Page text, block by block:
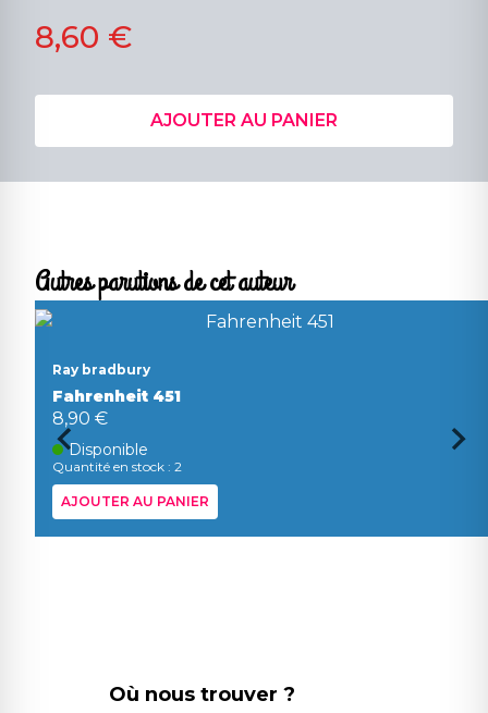
8,60 €
AJOUTER AU PANIER
Autres parutions de cet auteur
Ray bradbury
Fahrenheit 451
8,90 €
Disponible
Quantité en stock : 2
AJOUTER AU PANIER
Où nous trouver ?